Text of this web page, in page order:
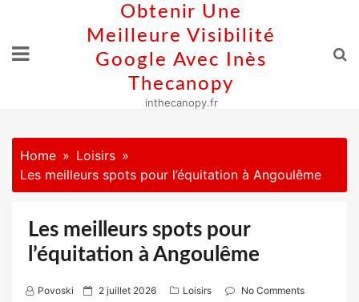
content
Obtenir Une
Meilleure Visibilité
Google Avec Inès
Thecanopy
inthecanopy.fr
Home
Loisirs
Les meilleurs spots pour l’équitation à Angoulême
Les meilleurs spots pour
l’équitation à Angoulême
Povoski
P 2 juillet 2026 Loisirs No Comments